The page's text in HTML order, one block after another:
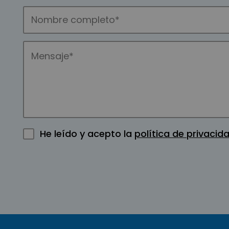
He leído y acepto la política de